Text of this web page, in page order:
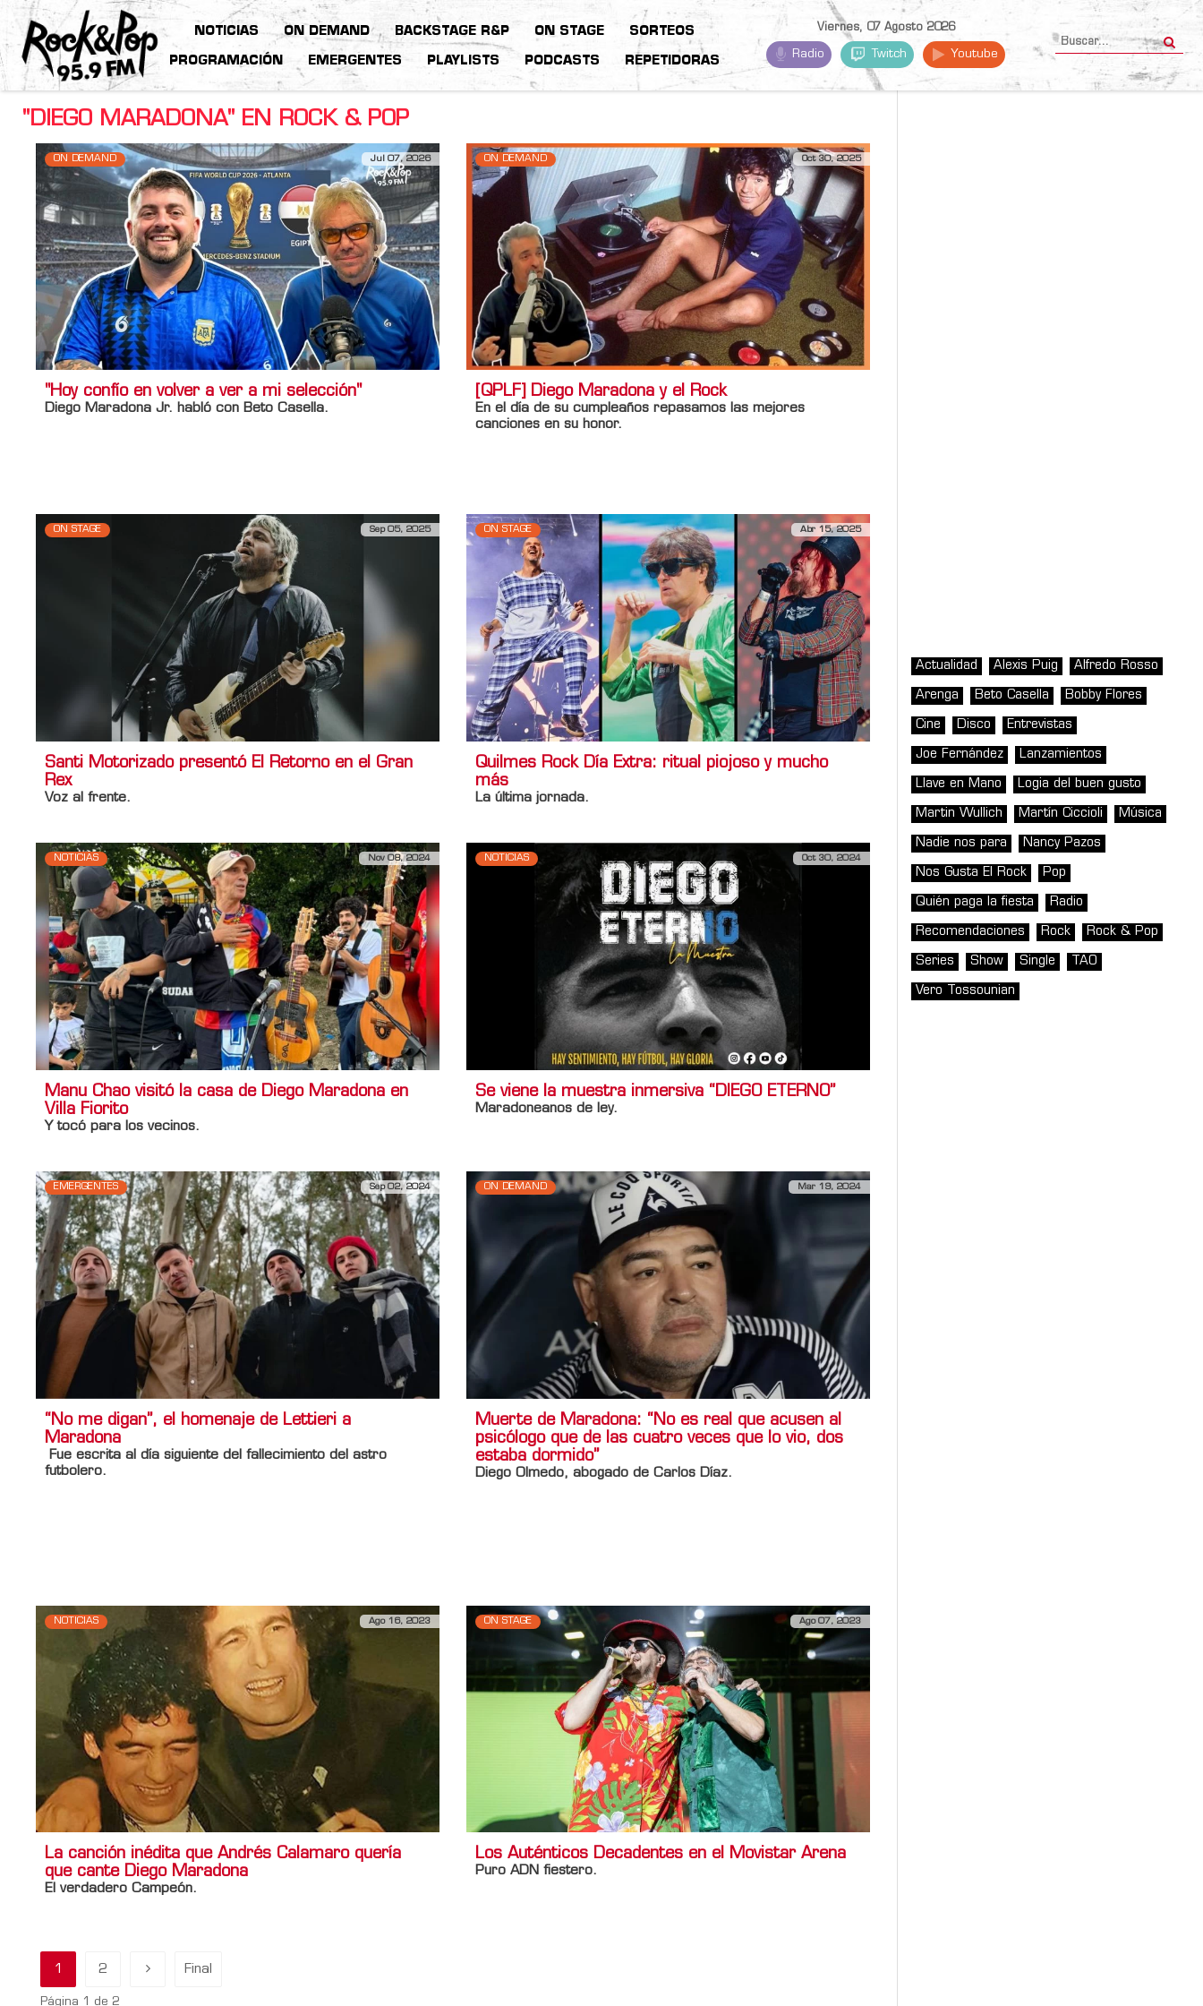
NOTICIAS ON DEMAND BACKSTAGE R&P ON STAGE SORTEOS
PROGRAMACIÓN EMERGENTES PLAYLISTS PODCASTS REPETIDORAS
Viernes, 07 Agosto 2026
Radio Twitch Youtube
"DIEGO MARADONA" EN ROCK & POP
ON DEMAND Jul 07, 2026
"Hoy confío en volver a ver a mi selección"
Diego Maradona Jr. habló con Beto Casella.
ON DEMAND Oct 30, 2025
[QPLF] Diego Maradona y el Rock
En el día de su cumpleaños repasamos las mejores
canciones en su honor.
ON STAGE Sep 05, 2025
Santi Motorizado presentó El Retorno en el Gran
Rex
Voz al frente.
ON STAGE Abr 15, 2025
Quilmes Rock Día Extra: ritual piojoso y mucho
más
La última jornada.
NOTICIAS Nov 08, 2024
Manu Chao visitó la casa de Diego Maradona en
Villa Fiorito
Y tocó para los vecinos.
NOTICIAS Oct 30, 2024
Se viene la muestra inmersiva “DIEGO ETERNO”
Maradoneanos de ley.
EMERGENTES Sep 02, 2024
“No me digan”, el homenaje de Lettieri a
Maradona
Fue escrita al día siguiente del fallecimiento del astro
futbolero.
ON DEMAND Mar 19, 2024
Muerte de Maradona: “No es real que acusen al
psicólogo que de las cuatro veces que lo vio, dos
estaba dormido”
Diego Olmedo, abogado de Carlos Díaz.
NOTICIAS Ago 16, 2023
La canción inédita que Andrés Calamaro quería
que cante Diego Maradona
El verdadero Campeón.
ON STAGE Ago 07, 2023
Los Auténticos Decadentes en el Movistar Arena
Puro ADN fiestero.
1 2 Final
Página 1 de 2
Actualidad Alexis Puig Alfredo Rosso
Arenga Beto Casella Bobby Flores
Cine Disco Entrevistas
Joe Fernández Lanzamientos
Llave en Mano Logia del buen gusto
Martin Wullich Martín Ciccioli Música
Nadie nos para Nancy Pazos
Nos Gusta El Rock Pop
Quién paga la fiesta Radio
Recomendaciones Rock Rock & Pop
Series Show Single TAO
Vero Tossounian